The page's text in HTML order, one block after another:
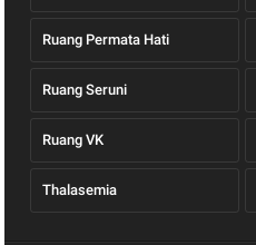
Ruang Permata Hati
Ruang Seruni
Ruang VK
Thalasemia